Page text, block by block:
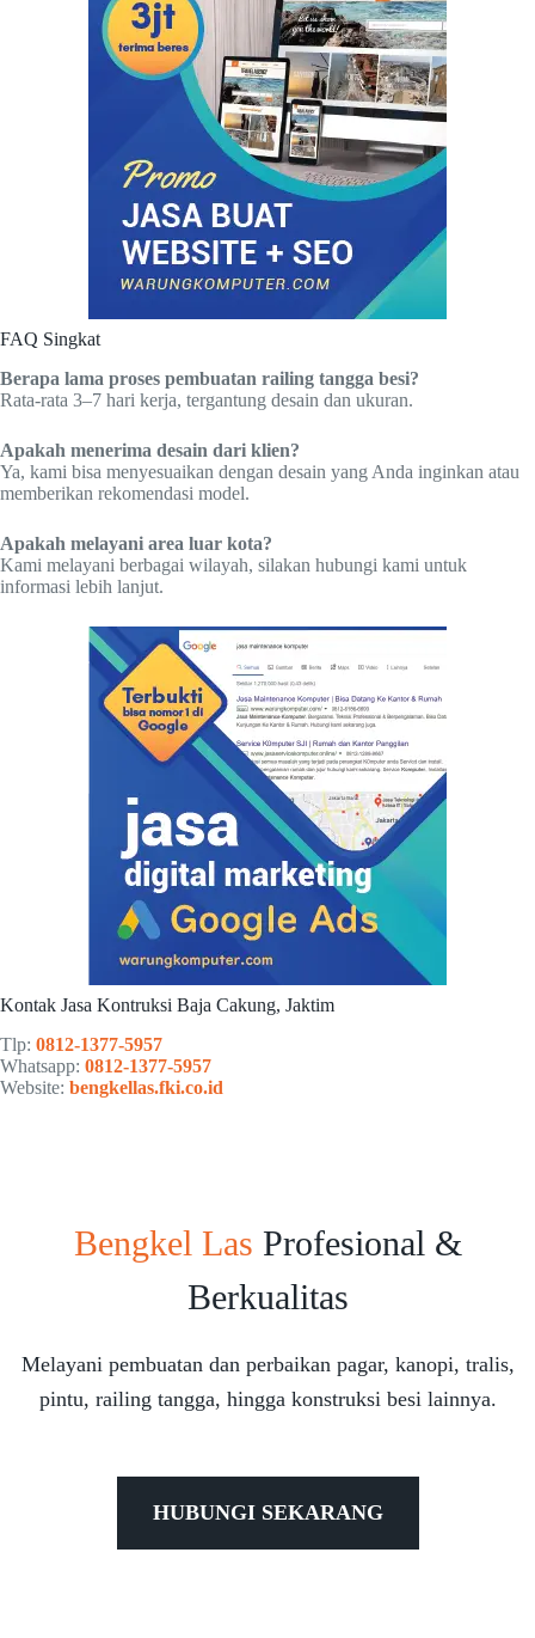
FAQ Singkat
Berapa lama proses pembuatan railing tangga besi?
Rata-rata 3–7 hari kerja, tergantung desain dan ukuran.
Apakah menerima desain dari klien?
Ya, kami bisa menyesuaikan dengan desain yang Anda inginkan atau
memberikan rekomendasi model.
Apakah melayani area luar kota?
Kami melayani berbagai wilayah, silakan hubungi kami untuk
informasi lebih lanjut.
Kontak Jasa Kontruksi Baja Cakung, Jaktim
Tlp: 0812-1377-5957
Whatsapp: 0812-1377-5957
Website: bengkellas.fki.co.id
Bengkel Las Profesional &
Berkualitas
Melayani pembuatan dan perbaikan pagar, kanopi, tralis,
pintu, railing tangga, hingga konstruksi besi lainnya.
HUBUNGI SEKARANG